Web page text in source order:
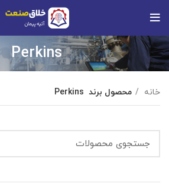
Perkins
خانه محصول برند Perkins